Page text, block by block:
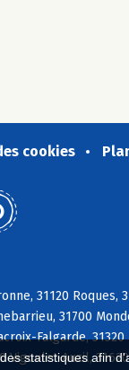
statistiques afin
cookies
31120 Roques,
31700
Falgarde,
Vigoulet-Auzil,